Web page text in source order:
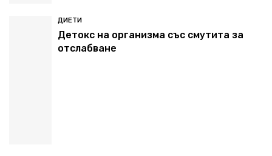
ДИЕТИ
Детокс на организма със смутита за
отслабване